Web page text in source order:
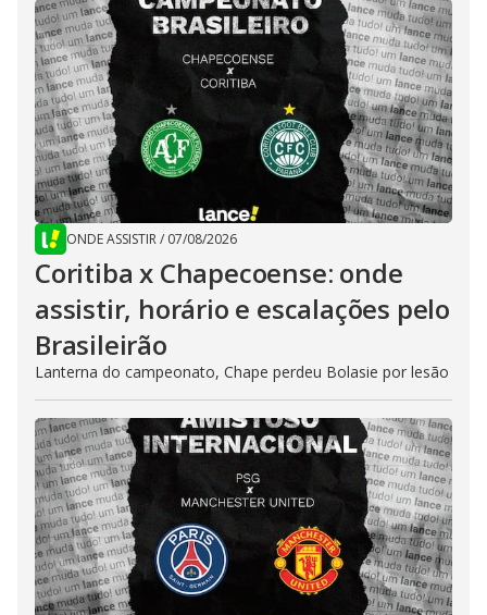
ONDE ASSISTIR/ 07/08/2026
Coritiba x Chapecoense: onde
assistir, horário e escalações pelo
Brasileirão
Lanterna do campeonato, Chape perdeu Bolasie por lesão